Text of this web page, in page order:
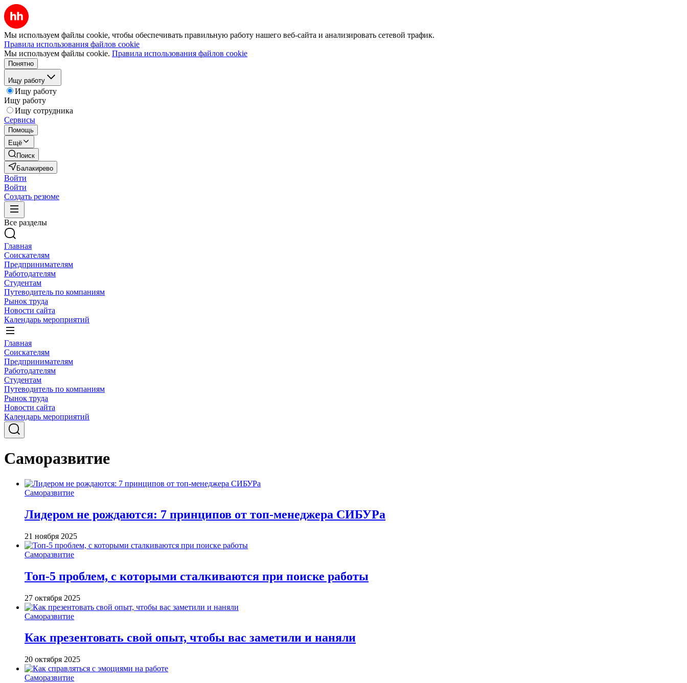
Мы используем файлы cookie, чтобы обеспечивать правильную работу нашего веб-сайта и анализировать сетевой трафик.
Правила использования файлов cookie
Мы используем файлы cookie. Правила использования файлов cookie
Понятно
Ищу работу
Ищу работу
Ищу работу
Ищу сотрудника
Сервисы
Помощь
Ещё
Поиск
Балакирево
Войти
Войти
Создать резюме
Все разделы
Главная
Соискателям
Предпринимателям
Работодателям
Студентам
Путеводитель по компаниям
Рынок труда
Новости сайта
Календарь мероприятий
Главная
Соискателям
Предпринимателям
Работодателям
Студентам
Путеводитель по компаниям
Рынок труда
Новости сайта
Календарь мероприятий
Саморазвитие
Саморазвитие
Лидером не рождаются: 7 принципов от топ-менеджера СИБУРа
21 ноября 2025
Саморазвитие
Топ-5 проблем, с которыми сталкиваются при поиске работы
27 октября 2025
Саморазвитие
Как презентовать свой опыт, чтобы вас заметили и наняли
20 октября 2025
Саморазвитие